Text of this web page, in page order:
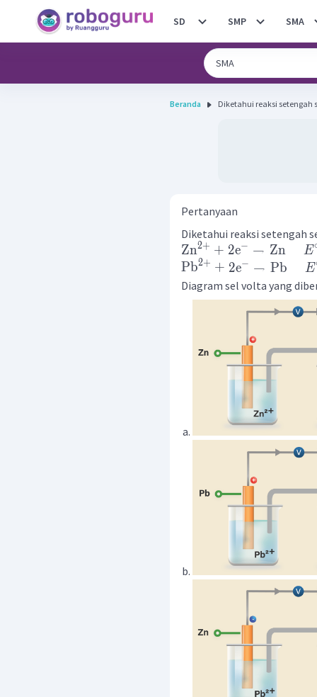
SD SMP SMA
Beranda
Pertanyaan
Diketahui reaksi setengah
Zn2+ + 2e− → Zn E
Pb2+ + 2e− → Pb E
Diagram sel volta yang